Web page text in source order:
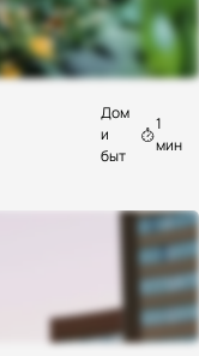
Дом
и
быт
1
мин